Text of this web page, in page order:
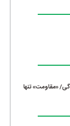
«مقاومت» تنها